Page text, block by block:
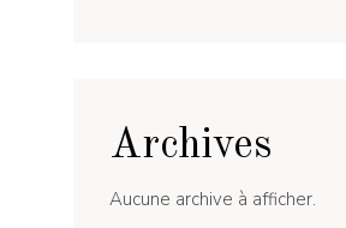
Archives
Aucune archive à afficher.